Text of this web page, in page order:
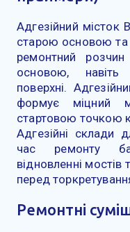
Адгезійний місток
старою основою та
ремонтний
основою, навіть
поверхні.
формує міцний
стартовою точкою
Адгезійні склади
час ремонту
відновленні мостів
перед
Ремонтні